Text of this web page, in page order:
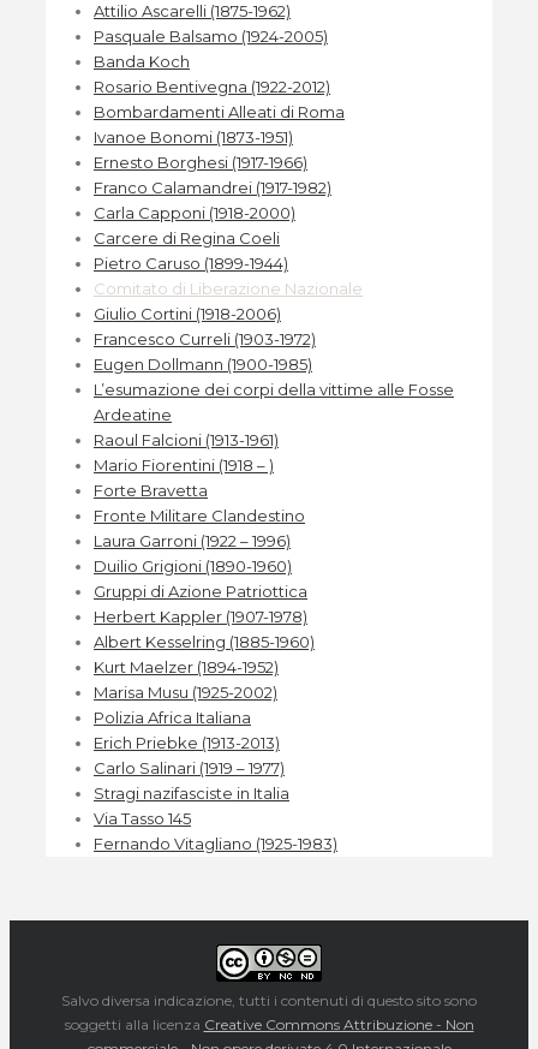
Attilio Ascarelli (1875-1962)
Pasquale Balsamo (1924-2005)
Banda Koch
Rosario Bentivegna (1922-2012)
Bombardamenti Alleati di Roma
Ivanoe Bonomi (1873-1951)
Ernesto Borghesi (1917-1966)
Franco Calamandrei (1917-1982)
Carla Capponi (1918-2000)
Carcere di Regina Coeli
Pietro Caruso (1899-1944)
Comitato di Liberazione Nazionale
Giulio Cortini (1918-2006)
Francesco Curreli (1903-1972)
Eugen Dollmann (1900-1985)
L’esumazione dei corpi della vittime alle Fosse
Ardeatine
Raoul Falcioni (1913-1961)
Mario Fiorentini (1918 – )
Forte Bravetta
Fronte Militare Clandestino
Laura Garroni (1922 – 1996)
Duilio Grigioni (1890-1960)
Gruppi di Azione Patriottica
Herbert Kappler (1907-1978)
Albert Kesselring (1885-1960)
Kurt Maelzer (1894-1952)
Marisa Musu (1925-2002)
Polizia Africa Italiana
Erich Priebke (1913-2013)
Carlo Salinari (1919 – 1977)
Stragi nazifasciste in Italia
Via Tasso 145
Fernando Vitagliano (1925-1983)
Salvo diversa indicazione, tutti i contenuti di questo sito sono
soggetti alla licenza Creative Commons Attribuzione - Non